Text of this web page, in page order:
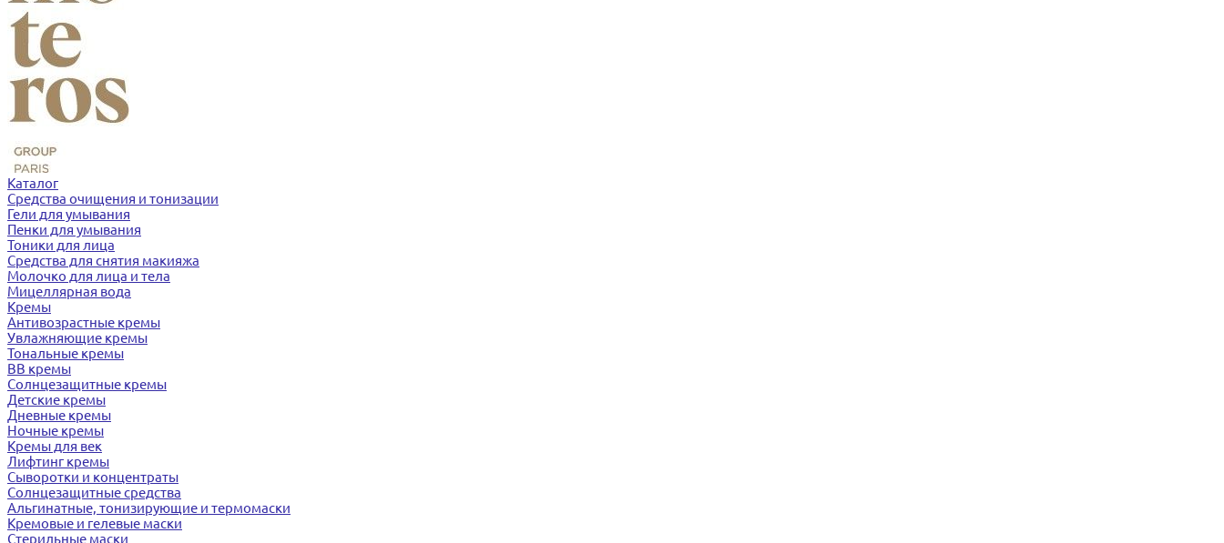
Каталог
Средства очищения и тонизации
Гели для умывания
Пенки для умывания
Тоники для лица
Средства для снятия макияжа
Молочко для лица и тела
Мицеллярная вода
Кремы
Антивозрастные кремы
Увлажняющие кремы
Тональные кремы
BB кремы
Солнцезащитные кремы
Детские кремы
Дневные кремы
Ночные кремы
Кремы для век
Лифтинг кремы
Сыворотки и концентраты
Солнцезащитные средства
Альгинатные, тонизирующие и термомаски
Кремовые и гелевые маски
Стерильные маски